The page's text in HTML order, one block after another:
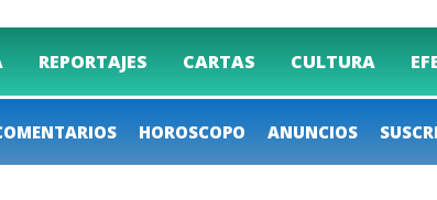
REPORTAJES CARTAS CULTURA
HOROSCOPO ANUNCIOS